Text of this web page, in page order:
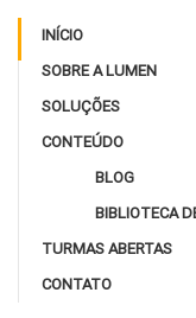
INÍCIO
SOBRE A LUMEN
SOLUÇÕES
CONTEÚDO
BLOG
BIBLIOTECA
TURMAS ABERTAS
CONTATO